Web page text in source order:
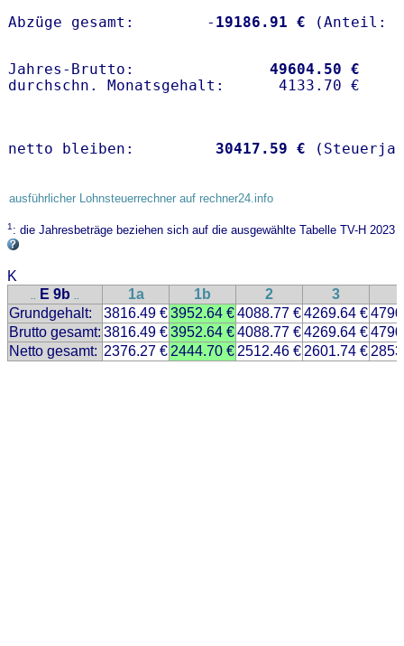
Abzüge gesamt:        - 19186.91 €
Jahres-Brutto: 49604.50 €
netto bleiben: 30417.59 €
ausführlicher Lohnsteuerrechner auf rechner24.info
1: die Jahresbeträge beziehen sich auf die ausgewählte Tabelle TV-H 2023
K
.. E 9b .. 1a 1b 2 3
Grundgehalt:
3816.49 €3952.64 €4088.77 €4269.64 €
Brutto gesamt: 3816.49 €3952.64 €4088.77 €4269.64 €
Netto gesamt: 2376.27 € 2444.70 € 2512.46 € 2601.74 €